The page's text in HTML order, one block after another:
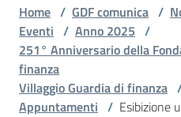
siamo
Cosa
facciamo
Home / GDF comunica /
Eventi / Anno 2025 /
251° Anniversario della
finanza
Villaggio Guardia di finanza
Appuntamenti / Esibizione